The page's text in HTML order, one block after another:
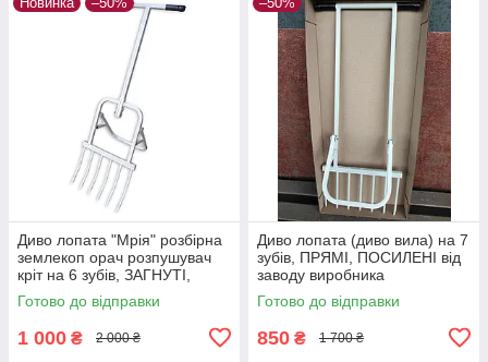
Диво лопата "Мрія" розбірна
землекоп орач розпушувач
кріт на 6 зубів, ЗАГНУТІ,
ПОСИЛЕНІ
Готово до відправки
1 000 ₴ 2 000 ₴
Диво лопата (диво вила) на 7
зубів, ПРЯМІ, ПОСИЛЕНІ від
заводу виробника
Готово до відправки
850 ₴ 1 700 ₴